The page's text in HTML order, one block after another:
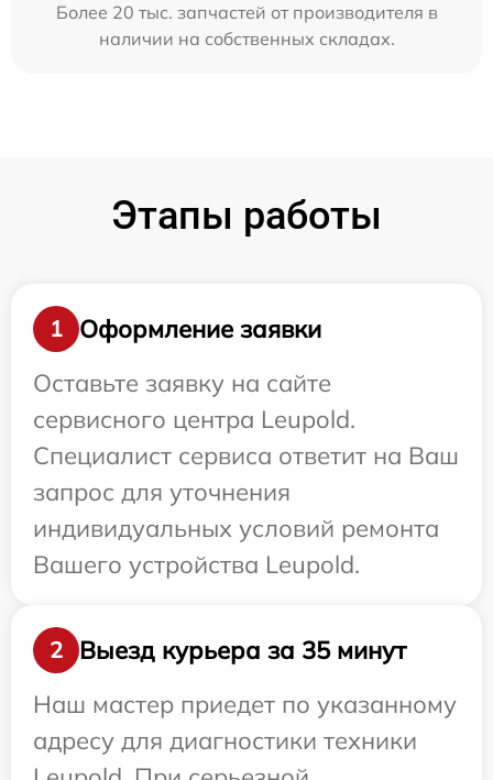
Более 20 тыс. запчастей от производителя в
наличии на собственных складах.
Этапы работы
1
Оформление заявки
Оставьте заявку на сайте
сервисного центра Leupold.
Специалист сервиса ответит на Ваш
запрос для уточнения
индивидуальных условий ремонта
Вашего устройства Leupold.
2
Выезд курьера за 35 минут
Наш мастер приедет по указанному
адресу для диагностики техники